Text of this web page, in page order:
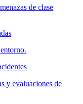
de clase
y evaluaciones de